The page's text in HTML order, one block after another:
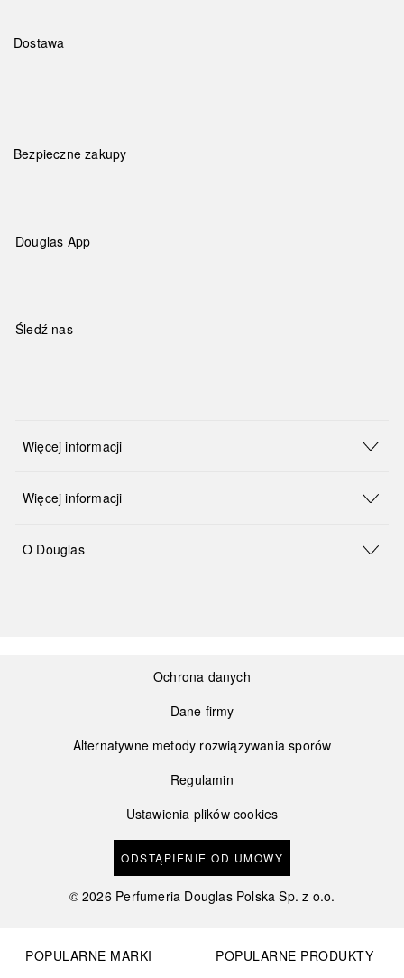
Dostawa
Bezpieczne zakupy
Douglas App
Śledź nas
Więcej informacji
Więcej informacji
O Douglas
Ochrona danych
Dane firmy
Alternatywne metody rozwiązywania sporów
Regulamin
Ustawienia plików cookies
ODSTĄPIENIE OD UMOWY
©2026 Perfumeria Douglas Polska Sp. z o.o.
POPULARNE MARKI
POPULARNE PRODUKTY